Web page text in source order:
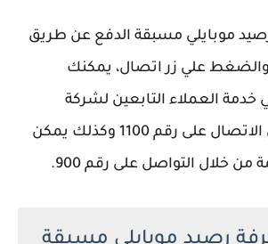
موبايلي مسبقة الدفع عن طريق
كود *1411# والضغط علي زر اتصال، يمكنك
خدمة العملاء التابعين لشركة
موبايلي عن طريق الاتصال على رقم 1100 وكذلك يمكن
من خلال التواصل على رقم 900.